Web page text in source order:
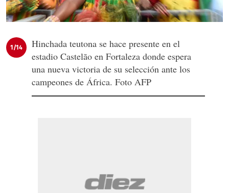
1/14
Hinchada teutona se hace presente en el
estadio Castelão en Fortaleza donde espera
una nueva victoria de su selección ante los
campeones de África. Foto AFP